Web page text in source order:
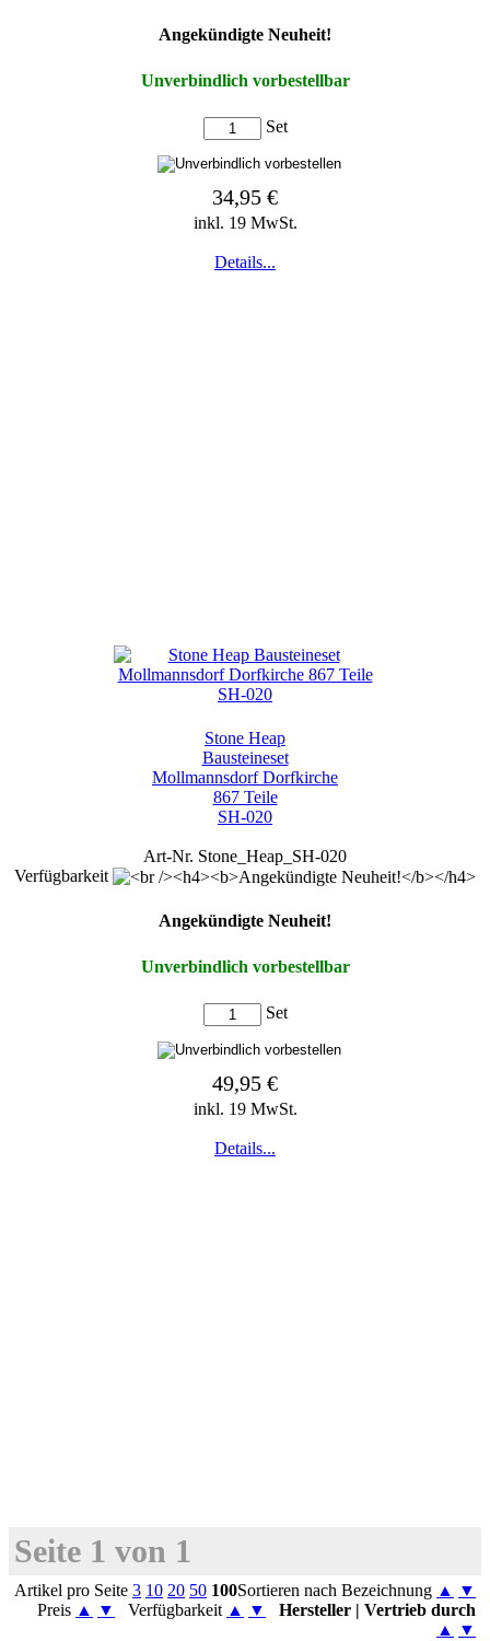
Angekündigte Neuheit!
Unverbindlich vorbestellbar
Set
34,95 €
inkl. 19 MwSt.
Details...
Stone Heap
Bausteineset
Mollmannsdorf Dorfkirche
867 Teile
SH-020
Art-Nr. Stone_Heap_SH-020
Verfügbarkeit
Angekündigte Neuheit!
Unverbindlich vorbestellbar
Set
49,95 €
inkl. 19 MwSt.
Details...
Seite 1 von 1
Artikel pro Seite 3 10 20 50 100Sortieren nach Bezeichnung ▲
▼
Preis ▲ ▼ Verfügbarkeit ▲ ▼
Hersteller | Vertrieb durch
▲
▼